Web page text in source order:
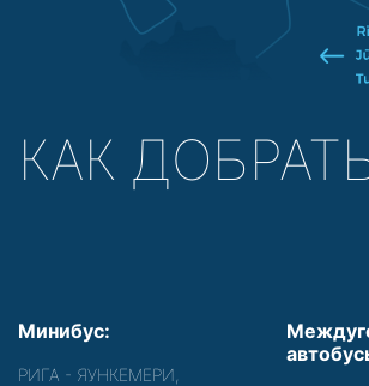
КАК
Минибус:
РИГА - ЯУНКЕМЕРИ,